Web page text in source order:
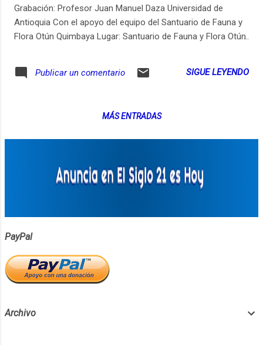
Grabación: Profesor Juan Manuel Daza Universidad de
Antioquia Con el apoyo del equipo del Santuario de Fauna y
Flora Otún Quimbaya Lugar: Santuario de Fauna y Flora Otún
Publicar un comentario SIGUE LEYENDO
MÁS ENTRADAS
PayPal
Archivo